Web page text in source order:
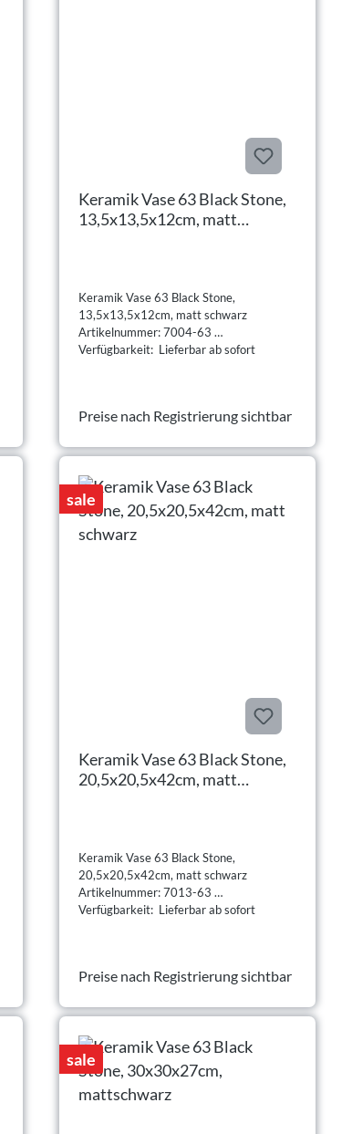
Keramik Vase 63 Black Stone,
13,5x13,5x12cm, matt
Keramik Vase 63 Black Stone,
13,5x13,5x12cm, matt schwarz
Artikelnummer: 7004-63
Verfügbarkeit: Lieferbar ab sofort
Preise nach Registrierung sichtbar
sale
Keramik Vase 63 Black Stone,
20,5x20,5x42cm, matt
Keramik Vase 63 Black Stone,
20,5x20,5x42cm, matt schwarz
Artikelnummer: 7013-63
Verfügbarkeit: Lieferbar ab sofort
Preise nach Registrierung sichtbar
sale